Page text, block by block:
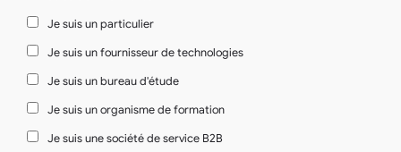
Je suis un particulier
Je suis un fournisseur de technologies
Je suis un bureau d'étude
Je suis un organisme de formation
Je suis une société de service B2B